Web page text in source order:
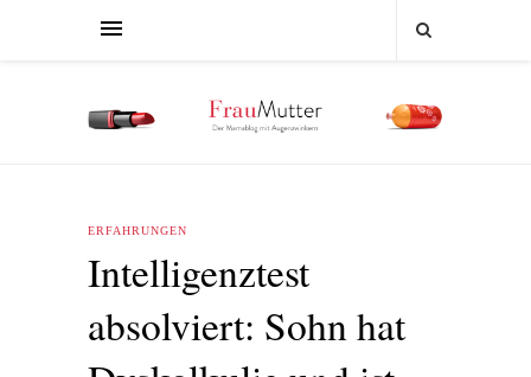
ERFAHRUNGEN
Intelligenztest
absolviert: Sohn hat